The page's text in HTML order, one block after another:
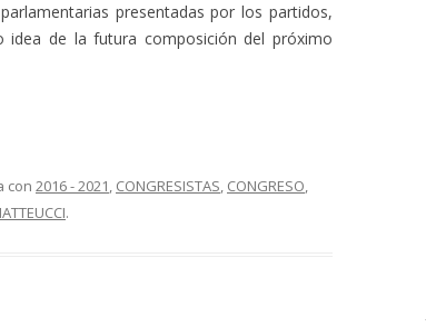
presentadas por los partidos,
idea de la futura composición del próximo
con 2016 - 2021, CONGRESISTAS, CONGRESO,
.